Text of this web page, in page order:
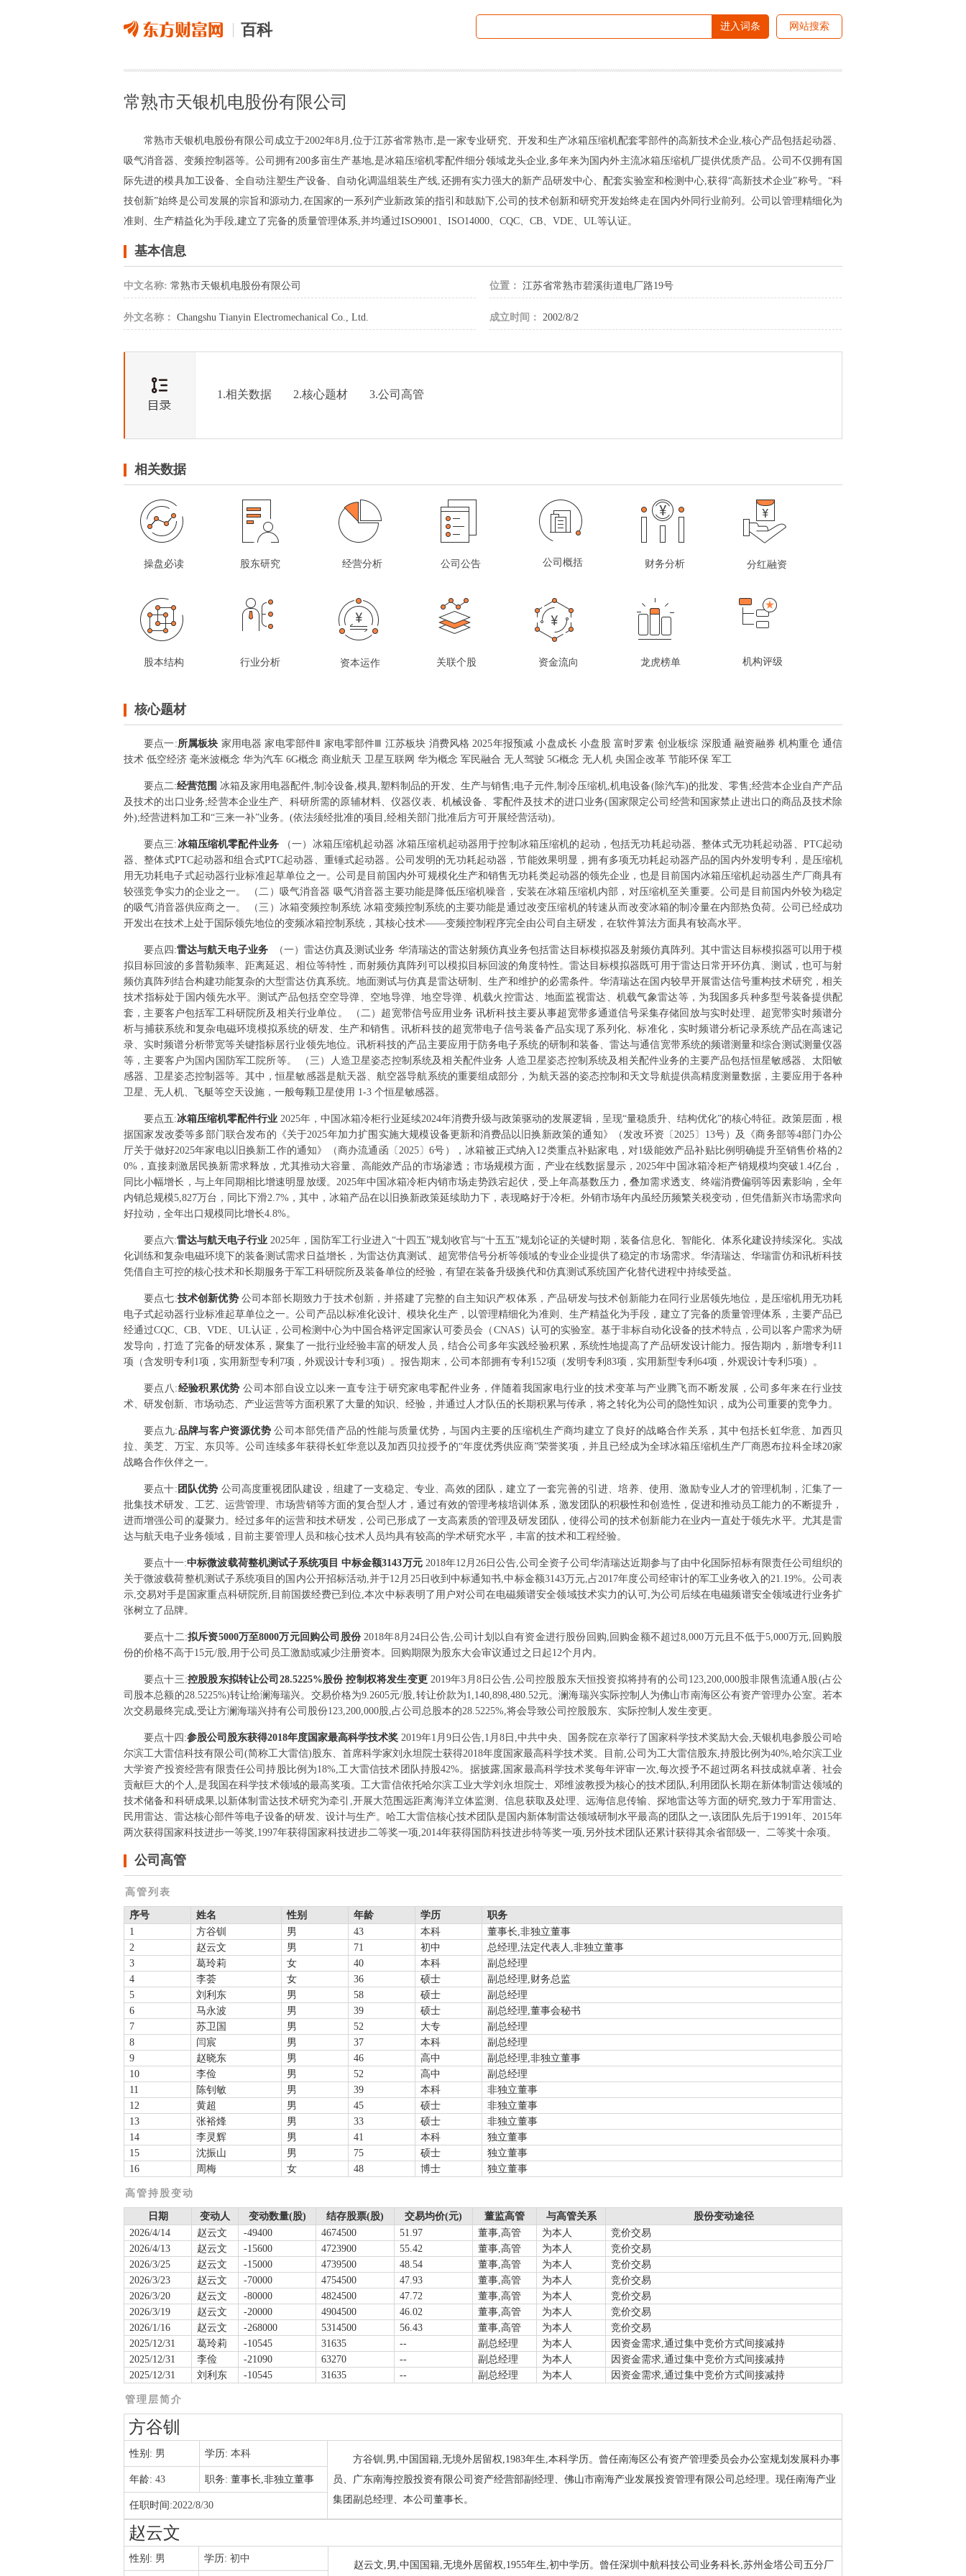
百科 进入词条 网站搜索
常熟市天银机电股份有限公司
常熟市天银机电股份有限公司成立于2002年8月,位于江苏省常熟市,是一家专业研究、开发和生产冰箱压缩机配套零部件的高新技术企业,核心产品包括起动器、
吸气消音器、变频控制器等。公司拥有200多亩生产基地,是冰箱压缩机零配件细分领域龙头企业,多年来为国内外主流冰箱压缩机厂提供优质产品。公司不仅拥有国
际先进的模具加工设备、全自动注塑生产设备、自动化调温组装生产线,还拥有实力强大的新产品研发中心、配套实验室和检测中心,获得“高新技术企业”称号。“科
技创新”始终是公司发展的宗旨和源动力,在国家的一系列产业新政策的指引和鼓励下,公司的技术创新和研究开发始终走在国内外同行业前列。公司以管理精细化为
准则、生产精益化为手段,建立了完备的质量管理体系,并均通过ISO9001、ISO14000、CQC、CB、VDE、UL等认证。
基本信息
中文名称: 常熟市天银机电股份有限公司 位置： 江苏省常熟市碧溪街道电厂路19号
外文名称： Changshu Tianyin Electromechanical Co., Ltd. 成立时间： 2002/8/2
1.相关数据 2.核心题材 3.公司高管
相关数据
操盘必读 股东研究 经营分析 公司公告 公司概括 财务分析 分红融资
股本结构 行业分析 资本运作 关联个股 资金流向 龙虎榜单 机构评级
核心题材
要点一:所属板块 家用电器 家电零部件Ⅱ 家电零部件Ⅲ 江苏板块 消费风格 2025年报预减 小盘成长 小盘股 富时罗素 创业板综 深股通 融资融券 机构重仓 通信
技术 低空经济 毫米波概念 华为汽车 6G概念 商业航天 卫星互联网 华为概念 军民融合 无人驾驶 5G概念 无人机 央国企改革 节能环保 军工
要点二:经营范围冰箱及家用电器配件,制冷设备,模具,塑料制品的开发、生产与销售;电子元件,制冷压缩机,机电设备(除汽车)的批发、零售;经营本企业自产产品
及技术的出口业务;经营本企业生产、科研所需的原辅材料、仪器仪表、机械设备、零配件及技术的进口业务(国家限定公司经营和国家禁止进出口的商品及技术除
外);经营进料加工和“三来一补”业务。(依法须经批准的项目,经相关部门批准后方可开展经营活动)。
要点三:冰箱压缩机零配件业务
（一）冰箱压缩机起动器 冰箱压缩机起动器用于控制冰箱压缩机的起动，包括无功耗起动器、整体式无功耗起动器、PTC起动
器、整体式PTC起动器和组合式PTC起动器、重锤式起动器。公司发明的无功耗起动器，节能效果明显，拥有多项无功耗起动器产品的国内外发明专利，是压缩机
用无功耗电子式起动器行业标准起草单位之一。公司是目前国内外可规模化生产和销售无功耗类起动器的领先企业，也是目前国内冰箱压缩机起动器生产厂商具有
较强竞争实力的企业之一。 （二）吸气消音器 吸气消音器主要功能是降低压缩机噪音，安装在冰箱压缩机内部，对压缩机至关重要。公司是目前国内外较为稳定
的吸气消音器供应商之一。 （三）冰箱变频控制系统 冰箱变频控制系统的主要功能是通过改变压缩机的转速从而改变冰箱的制冷量在内部热负荷。公司已经成功
开发出在技术上处于国际领先地位的变频冰箱控制系统，其核心技术——变频控制程序完全由公司自主研发，在软件算法方面具有较高水平。
要点 四 :雷达与航天电子业务
（一）雷达仿真及测试业务 华清瑞达的雷达射频仿真业务包括雷达目标模拟器及射频仿真阵列。其中雷达目标模拟器可以用于模
拟目标回波的多普勒频率、距离延迟、相位等特性，而射频仿真阵列可以模拟目标回波的角度特性。雷达目标模拟器既可用于雷达日常开环仿真、测试，也可与射
频仿真阵列结合构建功能复杂的大型雷达仿真系统。地面测试与仿真是雷达研制、生产和维护的必需条件。华清瑞达在国内较早开展雷达信号重构技术研究，相关
技术指标处于国内领先水平。测试产品包括空空导弹、空地导弹、地空导弹、机载火控雷达、地面监视雷达、机载气象雷达等，为我国多兵种多型号装备提供配
套，主要客户包括军工科研院所及相关行业单位。 （二）超宽带信号应用业务 讯析科技主要从事超宽带多通道信号采集存储回放与实时处理、超宽带实时频谱分
析与捕获系统和复杂电磁环境模拟系统的研发、生产和销售。讯析科技的超宽带电子信号装备产品实现了系列化、标准化，实时频谱分析记录系统产品在高速记
录、实时频谱分析带宽等关键指标居行业领先地位。讯析科技的产品主要应用于防务电子系统的研制和装备、雷达与通信宽带系统的频谱测量和综合测试测量仪器
等，主要客户为国内国防军工院所等。 （三）人造卫星姿态控制系统及相关配件业务 人造卫星姿态控制系统及相关配件业务的主要产品包括恒星敏感器、太阳敏
感器、卫星姿态控制器等。其中，恒星敏感器是航天器、航空器导航系统的重要组成部分，为航天器的姿态控制和天文导航提供高精度测量数据，主要应用于各种
卫星、无人机、飞艇等空天设施，一般每颗卫星使用 1-3 个恒星敏感器。
要点五:冰箱压缩机零配件行业 2025年，中国冰箱冷柜行业延续2024年消费升级与政策驱动的发展逻辑，呈现“量稳质升、结构优化”的核心特征。政策层面，根
据国家发改委等多部门联合发布的《关于2025年加力扩围实施大规模设备更新和消费品以旧换新政策的通知》（发改环资〔2025〕13号）及《商务部等4部门办公
厅关于做好2025年家电以旧换新工作的通知》（商办流通函〔2025〕6号），冰箱被正式纳入12类重点补贴家电，对1级能效产品补贴比例明确提升至销售价格的2
0%，直接刺激居民换新需求释放，尤其推动大容量、高能效产品的市场渗透；市场规模方面，产业在线数据显示，2025年中国冰箱冷柜产销规模均突破1.4亿台，
同比小幅增长，与上年同期相比增速明显放缓。2025年中国冰箱冷柜内销市场走势跌宕起伏，受上年高基数压力，叠加需求透支、终端消费偏弱等因素影响，全年
内销总规模5,827万台，同比下滑2.7%，其中，冰箱产品在以旧换新政策延续助力下，表现略好于冷柜。外销市场年内虽经历频繁关税变动，但凭借新兴市场需求向
好拉动，全年出口规模同比增长4.8%。
要点六:雷达与航天电子行业2025年，国防军工行业进入“十四五”规划收官与“十五五”规划论证的关键时期，装备信息化、智能化、体系化建设持续深化。实战
化训练和复杂电磁环境下的装备测试需求日益增长，为雷达仿真测试、超宽带信号分析等领域的专业企业提供了稳定的市场需求。华清瑞达、华瑞雷仿和讯析科技
凭借自主可控的核心技术和长期服务于军工科研院所及装备单位的经验，有望在装备升级换代和仿真测试系统国产化替代进程中持续受益。
要点七:技术创新优势 公司本部长期致力于技术创新，并搭建了完整的自主知识产权体系，产品研发与技术创新能力在同行业居领先地位，是压缩机用无功耗
电子式起动器行业标准起草单位之一。公司产品以标准化设计、模块化生产，以管理精细化为准则、生产精益化为手段，建立了完备的质量管理体系，主要产品已
经通过CQC、CB、VDE、UL认证，公司检测中心为中国合格评定国家认可委员会（CNAS）认可的实验室。基于非标自动化设备的技术特点，公司以客户需求为研
发导向，打造了完备的研发体系，聚集了一批行业经验丰富的研发人员，结合公司多年实践经验积累，系统性地提高了产品研发设计能力。报告期内，新增专利11
项（含发明专利1项，实用新型专利7项，外观设计专利3项）。报告期末，公司本部拥有专利152项（发明专利83项，实用新型专利64项，外观设计专利5项）。
要点 八 :经验积累优势公司本部自设立以来一直专注于研究家电零配件业务，伴随着我国家电行业的技术变革与产业腾飞而不断发展，公司多年来在行业技
术、研发创新、市场动态、产业运营等方面积累了大量的知识、经验，并通过人才队伍的长期积累与传承，将之转化为公司的隐性知识，成为公司重要的竞争力。
要点 九:品牌与客户资源优势公司本部凭借产品的性能与质量优势，与国内主要的压缩机生产商均建立了良好的战略合作关系，其中包括长虹华意、加西贝
拉、美芝、万宝、东贝等。公司连续多年获得长虹华意以及加西贝拉授予的“年度优秀供应商”荣誉奖项，并且已经成为全球冰箱压缩机生产厂商恩布拉科全球20家
战略合作伙伴之一。
要点十: 团队优势 公司高度重视团队建设，组建了一支稳定、专业、高效的团队，建立了一套完善的引进、培养、使用、激励专业人才的管理机制，汇集了一
批集技术研发、工艺、运营管理、市场营销等方面的复合型人才，通过有效的管理考核培训体系，激发团队的积极性和创造性，促进和推动员工能力的不断提升，
进而增强公司的凝聚力。经过多年的运营和技术研发，公司已形成了一支高素质的管理及研发团队，使得公司的技术创新能力在业内一直处于领先水平。尤其是雷
达与航天电子业务领域，目前主要管理人员和核心技术人员均具有较高的学术研究水平，丰富的技术和工程经验。
要点十一:中标微波载荷整机测试子系统项目 中标金额3143万元 2018年12月26日公告,公司全资子公司华清瑞达近期参与了由中化国际招标有限责任公司组织的
关于微波载荷整机测试子系统项目的国内公开招标活动,并于12月25日收到中标通知书,中标金额3143万元,占2017年度公司经审计的军工业务收入的21.19%。公司表
示,交易对手是国家重点科研院所,目前国拨经费已到位,本次中标表明了用户对公司在电磁频谱安全领域技术实力的认可,为公司后续在电磁频谱安全领域进行业务扩
张树立了品牌。
要点十二:拟斥资5000万至8000万元回购公司股份2018年8月24日公告,公司计划以自有资金进行股份回购,回购金额不超过8,000万元且不低于5,000万元,回购股
份的价格不高于15元/股,用于公司员工激励或减少注册资本。回购期限为股东大会审议通过之日起12个月内。
要点十三:控股股东拟转让公司28.5225%股份 控制权将发生变更2019年3月8日公告,公司控股股东天恒投资拟将持有的公司123,200,000股非限售流通A股(占公
司股本总额的28.5225%)转让给澜海瑞兴。交易价格为9.2605元/股,转让价款为1,140,898,480.52元。澜海瑞兴实际控制人为佛山市南海区公有资产管理办公室。若本
次交易最终完成,受让方澜海瑞兴持有公司股份123,200,000股,占公司总股本的28.5225%,将会导致公司控股股东、实际控制人发生变更。
要点十四 :参股公司股东获得2018年度国家最高科学技术奖 2019年1月9日公告,1月8日,中共中央、国务院在京举行了国家科学技术奖励大会,天银机电参股公司哈
尔滨工大雷信科技有限公司(简称工大雷信)股东、首席科学家刘永坦院士获得2018年度国家最高科学技术奖。目前,公司为工大雷信股东,持股比例为40%,哈尔滨工业
大学资产投资经营有限责任公司持股比例为18%,工大雷信技术团队持股42%。据披露,国家最高科学技术奖每年评审一次,每次授予不超过两名科技成就卓著、社会
贡献巨大的个人,是我国在科学技术领域的最高奖项。工大雷信依托哈尔滨工业大学刘永坦院士、邓维波教授为核心的技术团队,利用团队长期在新体制雷达领域的
技术储备和科研成果,以新体制雷达技术研究为牵引,开展大范围远距离海洋立体监测、信息获取及处理、远海信息传输、探地雷达等方面的研究,致力于军用雷达、
民用雷达、雷达核心部件等电子设备的研发、设计与生产。哈工大雷信核心技术团队是国内新体制雷达领域研制水平最高的团队之一,该团队先后于1991年、2015年
两次获得国家科技进步一等奖,1997年获得国家科技进步二等奖一项,2014年获得国防科技进步特等奖一项,另外技术团队还累计获得其余省部级一、二等奖十余项。
公司高管
高管列表
序号 姓名 性别 年龄 学历
职务
1
方谷钏 男 43 本科
董事长,非独立董事
2
赵云文 男 71 初中
总经理,法定代表人,非独立董事
3
葛玲莉 女 40 本科
副总经理
4
李荟 女 36 硕士
副总经理,财务总监
5
刘利东 男 58 硕士
副总经理
6
马永波 男 39 硕士
副总经理,董事会秘书
7
苏卫国 男 52 大专
副总经理
8
闫宸 男 37 本科
副总经理
9
赵晓东 男 46 高中
副总经理,非独立董事
10
李俭 男 52 高中
副总经理
11
陈钊敏 男 39 本科
非独立董事
12
黄超 男 45 硕士
非独立董事
13
张裕烽 男 33 硕士
非独立董事
14
李灵辉 男 41 本科
独立董事
15
沈振山 男 75 硕士
独立董事
16
周梅 女 48 博士 独立董事
高管持股变动
日期 变动人 变动数量(股) 结存股票(股) 交易均价(元) 董监高管 与高管关系
股份变动途径
2026/4/14
赵云文 -49400 4674500 51.97 董事,高管 为本人
竞价交易
2026/4/13
赵云文 -15600 4723900 55.42 董事,高管 为本人
竞价交易
2026/3/25
赵云文 -15000 4739500 48.54 董事,高管 为本人
竞价交易
2026/3/23
赵云文 -70000 4754500 47.93 董事,高管 为本人
竞价交易
2026/3/20
赵云文 -80000 4824500 47.72 董事,高管 为本人
竞价交易
2026/3/19
赵云文 -20000 4904500 46.02 董事,高管 为本人
竞价交易
2026/1/16
赵云文 -268000 5314500 56.43 董事,高管 为本人
竞价交易
2025/12/31
葛玲莉 -10545 31635 -- 副总经理 为本人
因资金需求,通过集中竞价方式间接减持
2025/12/31
李俭 -21090 63270 -- 副总经理 为本人
因资金需求,通过集中竞价方式间接减持
2025/12/31
刘利东 -10545 31635 -- 副总经理 为本人 因资金需求,通过集中竞价方式间接减持
管理层简介
方谷钏
性别: 男 学历: 本科
方谷钏,男,中国国籍,无境外居留权,1983年生,本科学历。曾任南海区公有资产管理委员会办公室规划发展科办事
员、广东南海控股投资有限公司资产经营部副经理、佛山市南海产业发展投资管理有限公司总经理。现任南海产业
集团副总经理、本公司董事长。
年龄: 43 职务: 董事长,非独立董事
任职时间:2022/8/30
赵云文
性别: 男 学历: 初中
赵云文,男,中国国籍,无境外居留权,1955年生,初中学历。曾任深圳中航科技公司业务科长,苏州金塔公司五分厂